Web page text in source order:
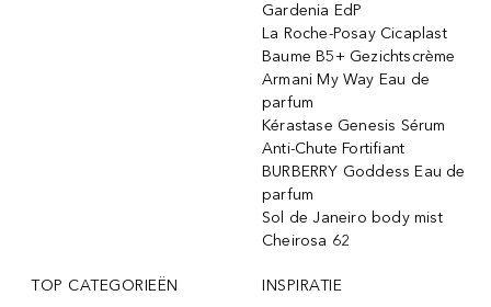
Gardenia EdP
La Roche-Posay Cicaplast
Baume B5+ Gezichtscrème
Armani My Way Eau de
parfum
Kérastase Genesis Sérum
Anti-Chute Fortifiant
BURBERRY Goddess Eau de
parfum
Sol de Janeiro body mist
Cheirosa 62
TOP CATEGORIEËN INSPIRATIE